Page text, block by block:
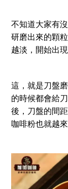
不知道大家有
研磨出來的顆
越淡，開始出
這，就是刀盤
的時候都會給
後，刀盤的間
咖啡粉也就越來